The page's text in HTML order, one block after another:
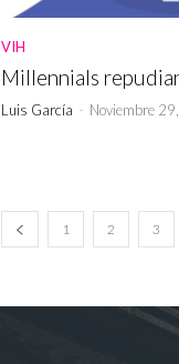
VIH
Millennials
Luis García - Noviembre
1 2 3